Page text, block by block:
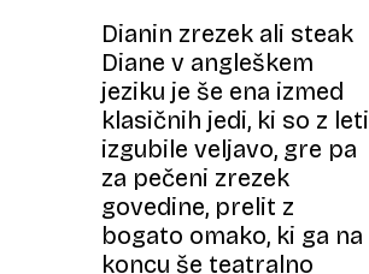
Dianin zrezek ali steak
Diane v angleškem
jeziku je še ena izmed
klasičnih jedi, ki so z leti
izgubile veljavo, gre pa
za pečeni zrezek
govedine, prelit z
bogato omako, ki ga na
koncu še teatralno